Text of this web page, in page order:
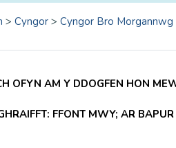
> Cyngor > Cyngor Bro Morgannwg
OFYN AM Y DDOGFEN HON
FFONT MWY; AR